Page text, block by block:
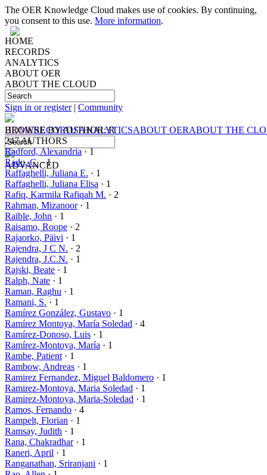
The OER Knowledge Cloud makes use of cookies. By continuing,
you consent to this use. More information.
HOME
RECORDS
ANALYTICS
ABOUT OER
ABOUT THE CLOUD
Sign in or register| Community
HOMERECORDSANALYTICSABOUT OERABOUT THE
ADVANCED
BROWSE BYAUTHOR: R
247 AUTHORS
Radford, Alexandria· 1
Radu, C.· 1
Raffaghelli, Juliana E. · 1
Raffaghelli, Juliana Elisa · 1
Rafiq, Karmila Rafiqah M. · 2
Rahman, Mizanoor· 1
Raible, John · 1
Raisamo, Roope · 2
Rajaorko, Päivi · 1
Rajendra, J C N. · 2
Rajendra, J.C.N. · 1
Rajski, Beate · 1
Ralph, Nate · 1
Raman, Raghu · 1
Ramani, S. · 1
Ramírez González, Gustavo · 1
Ramírez Montoya, María Soledad · 4
Ramírez-Donoso, Luis · 1
Ramírez-Montoya, María · 1
Rambe, Patient · 1
Rambow, Andreas · 1
Ramirez Fernandez, Miguel Baldomero · 1
Ramirez-Montoya, Maria Soledad · 1
Ramirez-Montoya, Maria-Soledad · 1
Ramos, Fernando · 4
Rampelt, Florian · 1
Ramsay, Judith · 1
Rana, Chakradhar· 1
Raneri, April · 1
Ranganathan, Sriranjani · 1